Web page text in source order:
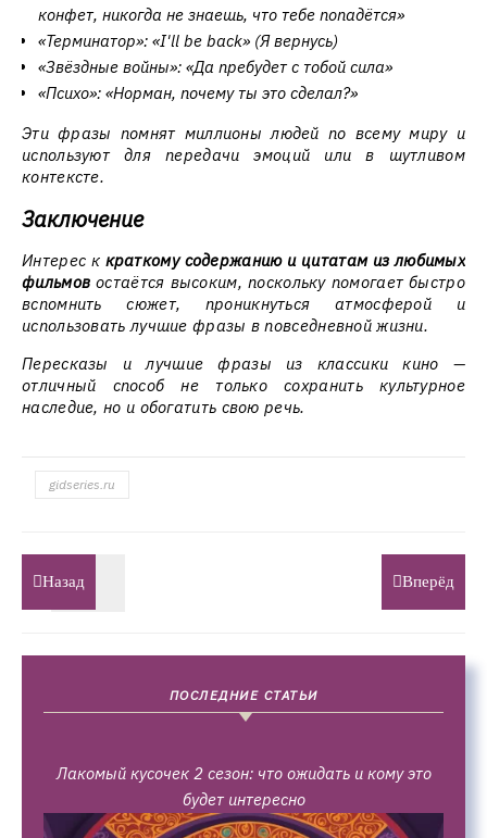
конфет, никогда не знаешь, что тебе попадётся»
«Терминатор»: «I'll be back» (Я вернусь)
«Звёздные войны»: «Да пребудет с тобой сила»
«Психо»: «Норман, почему ты это сделал?»
Эти фразы помнят миллионы людей по всему миру и
используют для передачи эмоций или в шутливом
контексте.
Заключение
Интерес к краткому содержанию и цитатам из любимых
фильмов остаётся высоким, поскольку помогает быстро
вспомнить сюжет, проникнуться атмосферой и
использовать лучшие фразы в повседневной жизни.
Пересказы и лучшие фразы из классики кино —
отличный способ не только сохранить культурное
наследие, но и обогатить свою речь.
gidseries.ru
Назад Вперёд
ПОСЛЕДНИЕ СТАТЬИ
Лакомый кусочек 2 сезон: что ожидать и кому это
будет интересно